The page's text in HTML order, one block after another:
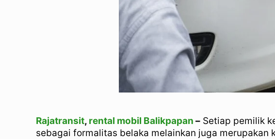
Rajatransit, rental mobil Balikpapan – Setiap pemilik
sebagai formalitas belaka melainkan juga